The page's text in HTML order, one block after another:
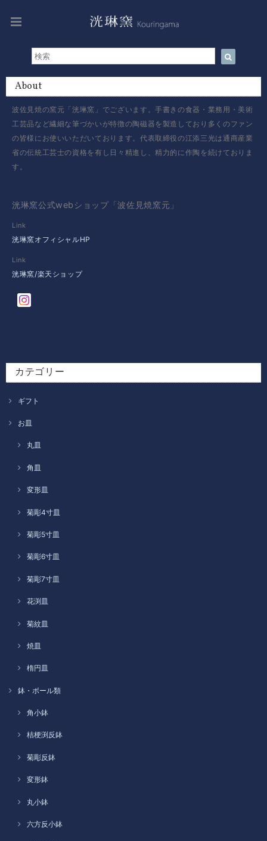
About
波佐見焼の窯元「洸琳窯」でございます。手書きの食器・業務用・美術
工芸品など繊細な筆づかいが特徴の陶磁器を製造しており多くのファン
の皆様にお使いいただいております。代表取締役の江添三光は通商産業
省の伝統工芸士の資格を有し日々精進し、精力的に作陶を続けておりま
す。
洸琳窯公式webショップ「波佐見焼窯元」
Link
洸琳窯オフィシャルHP
Link
洸琳窯/楽天ショップ
カテゴリー
ギフト
お皿
丸皿
角皿
変形皿
菊彫4寸皿
菊彫5寸皿
菊彫6寸皿
菊彫7寸皿
花渕皿
菊紋皿
焼皿
楕円皿
鉢・ボール類
角小鉢
桔梗渕反鉢
菊彫反鉢
変形鉢
丸小鉢
六方反小鉢